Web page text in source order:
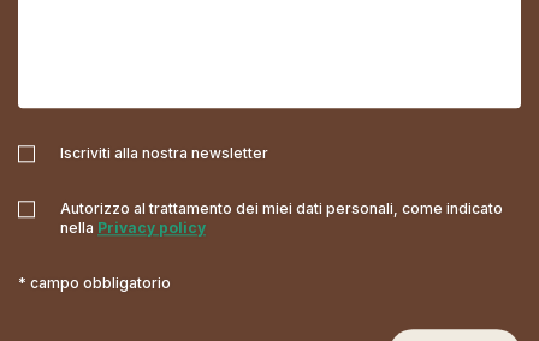
Iscriviti alla nostra newsletter
Autorizzo al trattamento dei miei dati personali, come indicato
nella Privacy policy
* campo obbligatorio